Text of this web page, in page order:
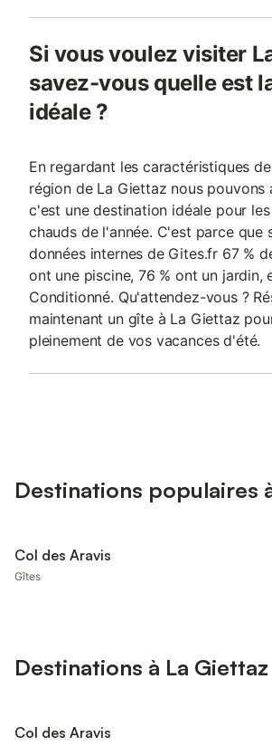
Si vous voulez visiter
savez-vous quelle est
idéale ?
En regardant les caractéristiques
région de La Giettaz nous pouvons
c'est une destination idéale pour
chauds de l'année. C'est parce que
données internes de Gites.fr 67 %
ont une piscine, 76 % ont un jardin,
Conditionné. Qu'attendez-vous ?
maintenant un gîte à La Giettaz
pleinement de vos vacances d'été.
Destinations populaires
Col des Aravis
Gîtes
Destinations à La
Col des Aravis